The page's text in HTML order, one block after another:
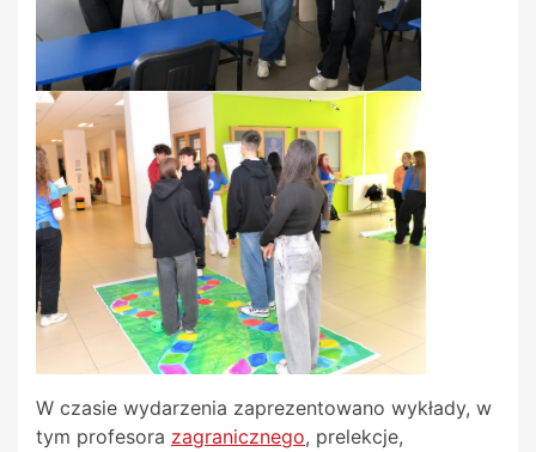
W czasie wydarzenia zaprezentowano wykłady, w
tym profesora zagranicznego, prelekcje,